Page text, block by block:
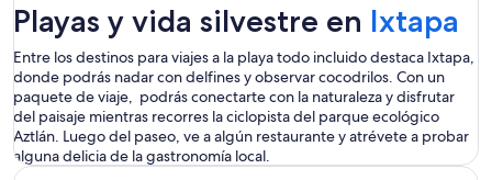
Playas y vida silvestre en Ixtapa
Entre los destinos paraviajes a la playa todo incluidodestaca Ixtapa,
donde podrás nadar con delfines y observar cocodrilos. Con un
paquete deviaje, podrásconectarte con la naturaleza y disfrutar
del paisaje mientras recorres laciclopistadel parque ecológico
Aztlán. Luego del paseo, ve a algún restaurante y atrévete a probar
alguna delicia de la gastronomía local.